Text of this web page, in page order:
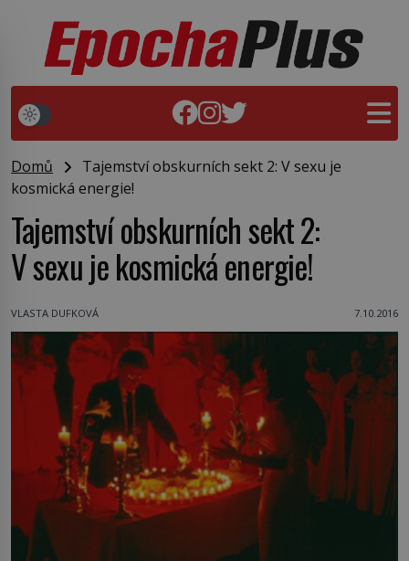
Domů
Tajemství obskurních sekt 2: V sexu je
kosmická energie!
Tajemství obskurních sekt 2:
V sexu je kosmická energie!
VLASTA DUFKOVÁ 7.10.2016